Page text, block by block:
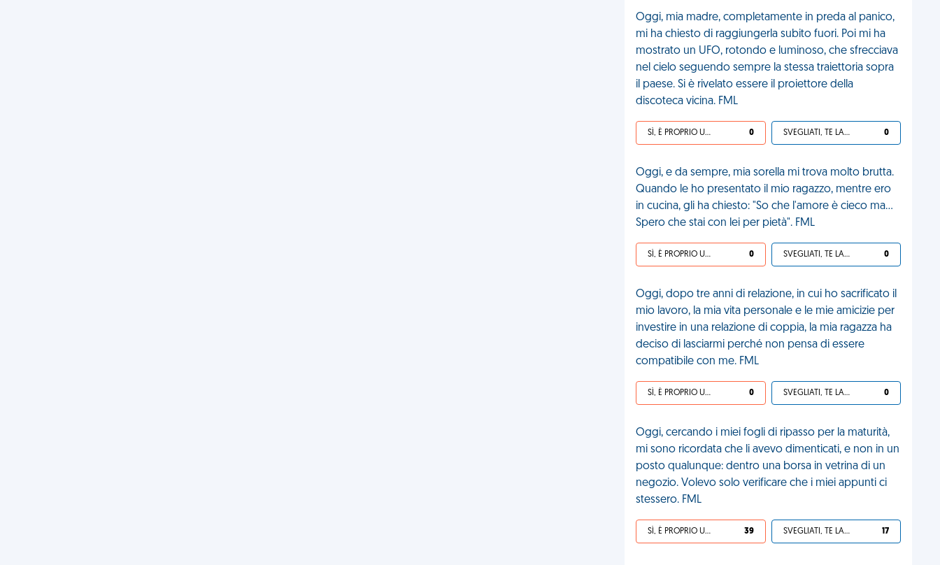
Oggi, mia madre, completamente in preda al panico,
mi ha chiesto di raggiungerla subito fuori. Poi mi ha
mostrato un UFO, rotondo e luminoso, che sfrecciava
nel cielo seguendo sempre la stessa traiettoria sopra
il paese. Si è rivelato essere il proiettore della
discoteca vicina. FML
SÌ, È PROPRIO UNA VDM! 0 SVEGLIATI, TE LA SEI CERCATA! 0
Oggi, e da sempre, mia sorella mi trova molto brutta.
Quando le ho presentato il mio ragazzo, mentre ero
in cucina, gli ha chiesto: "So che l'amore è cieco ma...
Spero che stai con lei per pietà". FML
SÌ, È PROPRIO UNA VDM! 0 SVEGLIATI, TE LA SEI CERCATA! 0
Oggi, dopo tre anni di relazione, in cui ho sacrificato il
mio lavoro, la mia vita personale e le mie amicizie per
investire in una relazione di coppia, la mia ragazza ha
deciso di lasciarmi perché non pensa di essere
compatibile con me. FML
SÌ, È PROPRIO UNA VDM! 0 SVEGLIATI, TE LA SEI CERCATA! 0
Oggi, cercando i miei fogli di ripasso per la maturità,
mi sono ricordata che li avevo dimenticati, e non in un
posto qualunque: dentro una borsa in vetrina di un
negozio. Volevo solo verificare che i miei appunti ci
stessero. FML
SÌ, È PROPRIO UNA VDM! 39 SVEGLIATI, TE LA SEI CERCATA! 17